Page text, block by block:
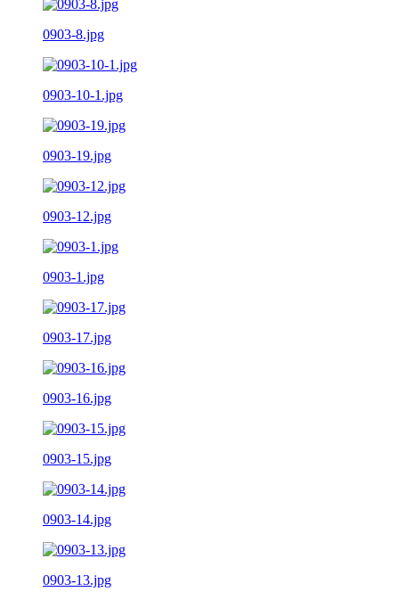
0903-8.jpg
0903-10-1.jpg
0903-19.jpg
0903-12.jpg
0903-1.jpg
0903-17.jpg
0903-16.jpg
0903-15.jpg
0903-14.jpg
0903-13.jpg